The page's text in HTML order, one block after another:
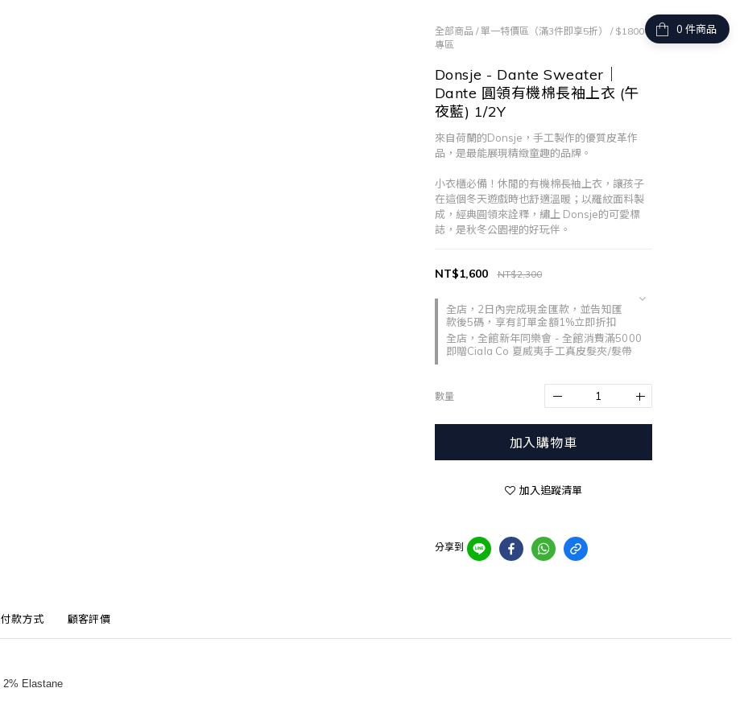
件商品
全部商品 /單一特價區（滿3件即享5折） / $1800
專區
Donsje - Dante Sweater｜
Dante 圓領有機棉長袖上衣 (午
夜藍) 1/2Y
來自荷蘭的Donsje，手工製作的優質皮革作
品，是最能展現精緻童趣的品牌。
小衣櫃必備！休閒的有機棉長袖上衣，讓孩子
在這個冬天遊戲時也舒適溫暖；以羅紋面料製
成，經典圓領來詮釋，繡上 Donsje的可愛標
誌，是秋冬公園裡的好玩伴。
全店，2日內完成現金匯款，並告知匯
款後5碼，享有訂單金額1%立即折扣
全店，全館新年同樂會 - 全館消費滿5000
即贈Ciala Co 夏威夷手工真皮髮夾/髮帶
NT$2,300
NT$1,600
數量
加入購物車
加入追蹤清單
分享到
款方式 顧客評價
2% Elastane